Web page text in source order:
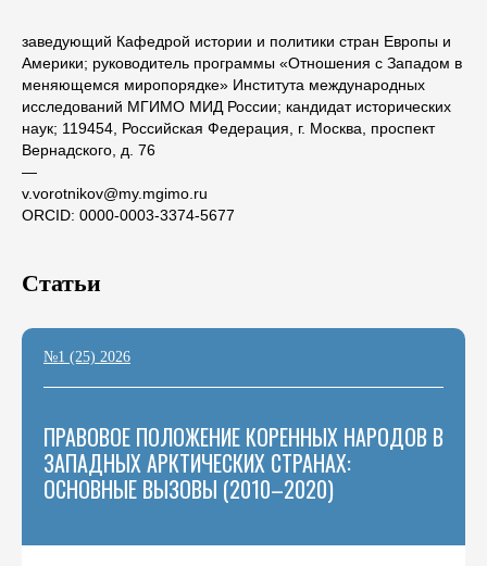
заведующий Кафедрой истории и политики стран Европы и
Америки; руководитель программы «Отношения с Западом в
меняющемся миропорядке» Института международных
исследований МГИМО МИД России; кандидат исторических
наук; 119454, Российская Федерация, г. Москва, проспект
Вернадского, д. 76
―
v.vorotnikov@my.mgimo.ru
ORCID: 0000-0003-3374-5677
Статьи
№1 (25) 2026
ПРАВОВОЕ ПОЛОЖЕНИЕ КОРЕННЫХ НАРОДОВ В
ЗАПАДНЫХ АРКТИЧЕСКИХ СТРАНАХ:
ОСНОВНЫЕ ВЫЗОВЫ (2010–2020)